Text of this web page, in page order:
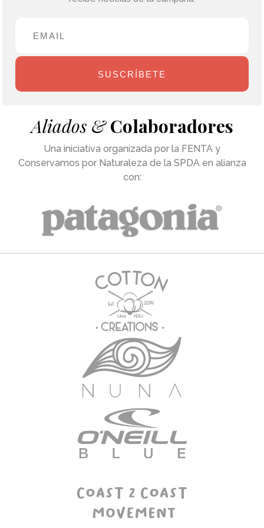
SUSCRÍBETE
Aliados & Colaboradores
Una iniciativa organizada por la FENTA y
Conservamos por Naturaleza de la SPDA en alianza
con: